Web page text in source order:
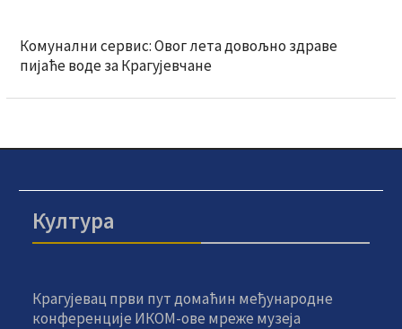
Комунални сервис: Овог лета довољно здраве
пијаће воде за Крагујевчане
Култура
Крагујевац први пут домаћин међународне
конференције ИКОМ-ове мреже музеја